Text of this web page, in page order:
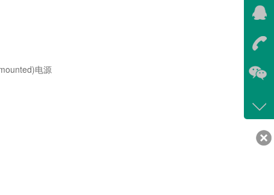
电源
在线
我
咨询
客